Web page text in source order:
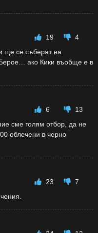
19
4
ще се съберат на
ако Кики въобще е в
6
13
сме голям отбор, да не
облечени в черно
23
7